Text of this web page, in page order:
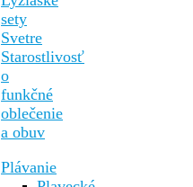
sety
Svetre
Starostlivosť
o
funkčné
oblečenie
a obuv
Plávanie